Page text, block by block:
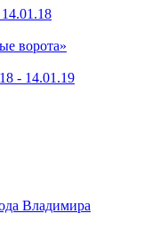
ворота»
- 14.01.19
Владимира